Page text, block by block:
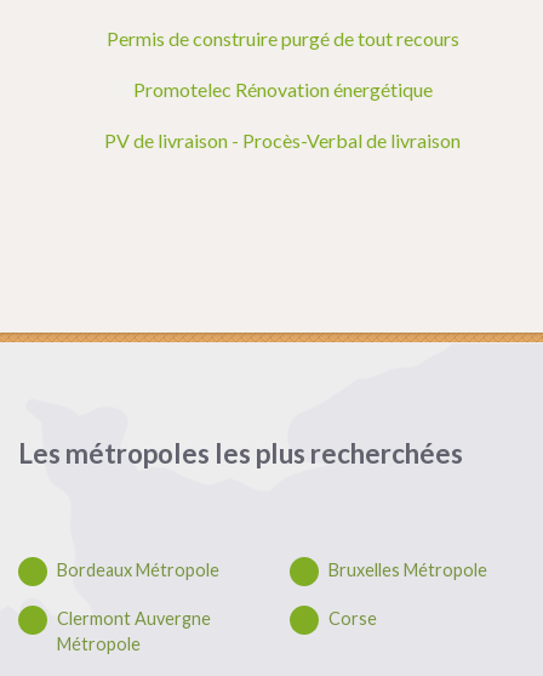
Permis de construire purgé de tout recours
Promotelec Rénovation énergétique
PV de livraison - Procès-Verbal de livraison
Les métropoles les plus recherchées
Bordeaux Métropole Bruxelles Métropole
Clermont Auvergne
Métropole
Corse